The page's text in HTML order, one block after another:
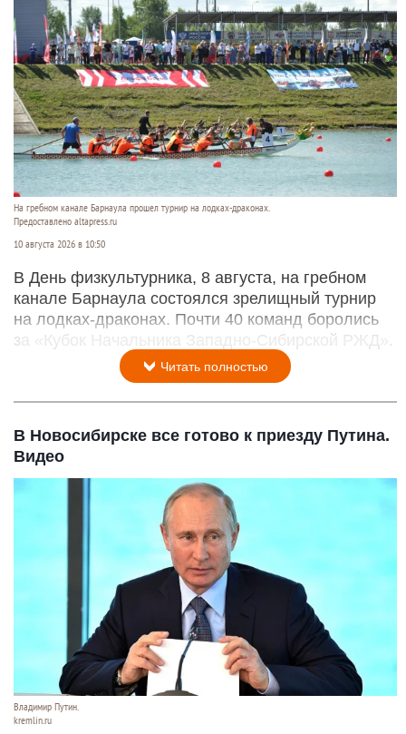
На гребном канале Барнаула прошел турнир на лодках-драконах.
Предоставлено altapress.ru
10 августа 2026 в 10:50
В День физкультурника, 8 августа, на гребном
канале Барнаула состоялся зрелищный турнир
на лодках-драконах. Почти 40 команд боролись
за «Кубок Начальника Западно-Сибирской РЖД».
Читать полностью
В Новосибирске все готово к приезду Путина.
Видео
Владимир Путин.
kremlin.ru